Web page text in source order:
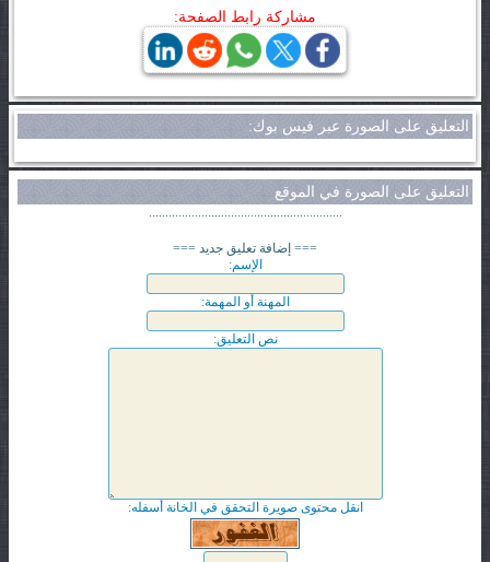
مشاركة رابط الصفحة:
التعليق على الصورة عبر فيس بوك:
التعليق على الصورة في الموقع
...........................................................
=== إضافة تعليق جديد ===
الإسم:
المهنة أو المهمة:
نص التعليق:
انقل محتوى صويرة التحقق في الخانة أسفله: